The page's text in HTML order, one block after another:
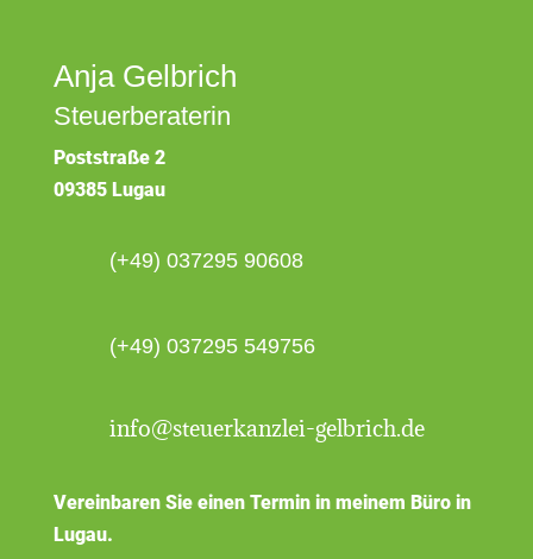
Anja Gelbrich
Steuerberaterin
Poststraße 2
09385 Lugau
(+49) 037295 90608
(+49) 037295 549756
info@steuerkanzlei-gelbrich.de
Vereinbaren Sie einen Termin in meinem Büro in
Lugau.